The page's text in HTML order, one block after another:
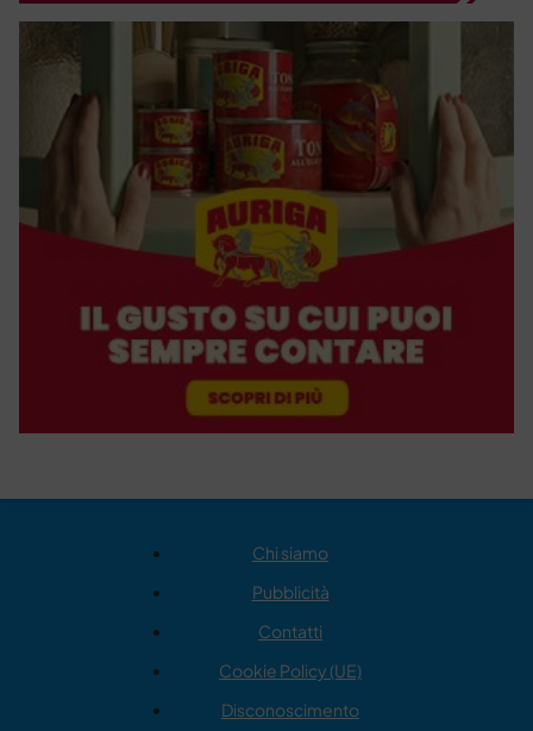
Chi siamo
Pubblicità
Contatti
Cookie Policy (UE)
Disconoscimento